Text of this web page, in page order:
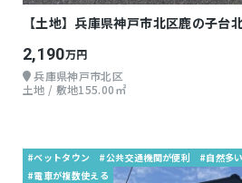
【土地】兵庫県神戸市北区鹿の子台
2,190万円
兵庫県神戸市北区
土地 / 敷地155.00㎡
#ベットタウン #公共交通機関が便利 #自然多い
#電車が複数使える